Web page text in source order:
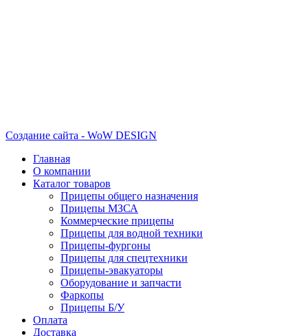
Создание сайта - WoW DESIGN
Главная
О компании
Каталог товаров
Прицепы общего назначения
Прицепы МЗСА
Коммерческие прицепы
Прицепы для водной техники
Прицепы-фургоны
Прицепы для спецтехники
Прицепы-эвакуаторы
Оборудование и запчасти
Фаркопы
Прицепы Б/У
Оплата
Доставка